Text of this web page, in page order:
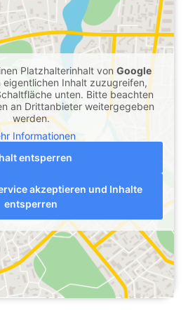
Platzhalterinhalt von Google
eigentlichen Inhalt zuzugreifen,
unten. Bitte beachten
an Drittanbieter weitergegeben
werden.
Informationen
entsperren
akzeptieren und Inhalte
entsperren